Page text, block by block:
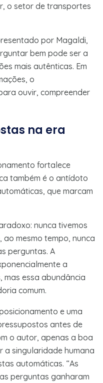
o setor de transportes
por Magaldi,
bem pode ser a
mais autênticas. Em
o
ouvir, compreender
na era
fortalece
também é o antídoto
que marcam
nunca tivemos
mesmo tempo, nunca
perguntas. A
a
mas essa abundância
comum.
e uma
antes de
o autor, apenas a boa
a singularidade humana
automáticas. “As
perguntas ganharam